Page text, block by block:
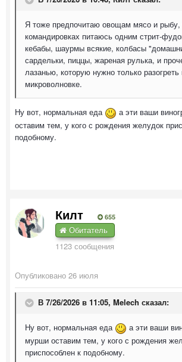
Я тоже предпочитаю овощам мясо и рыбу,
командировках питаюсь одним стрит-
кебабы, шаурмы всякие, колбасы
сардельки, пиццы, жареная рулька, и
лазанью, которую нужно только разогреть
микроволновке.
Ну вот, нормальная еда
а эти ваши
оставим тем, у кого с рождения желудок
подобному.
Килт 655
Обитатель
1123 сообщения
Опубликовано 26 июля
В 7/26/2026 в 11:05, Melech сказал:
Ну вот, нормальная еда
а эти ваши
мурши оставим тем, у кого с рождения
приспособлен к подобному.